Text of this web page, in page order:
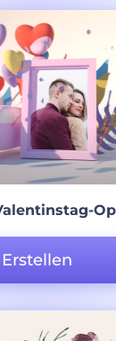
Erstellen